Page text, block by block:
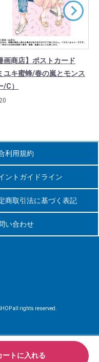
ートに入れる
画商店】ポストカード
ユキ蜜蜂/春の嵐とモンス
/C）
利用規約
ントガイドライン
商取引法に基づく表記
い合わせ
all rights reserved.